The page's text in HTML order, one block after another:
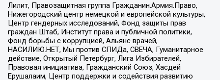
Лилит, Правозащитная группа Гражданин.Армия.Право,
Нижегородский центр немецкой и европейской культуры,
Центр гендерных исследований, Фонд защиты прав
граждан Штаб, Институт права и публичной политики,
Фонд борьбы с коррупцией, Альянс врачей,
НАСИЛИЮ.НЕТ, Мы против СПИДа, СВЕЧА, Гуманитарное
действие, Открытый Петербург, Лига Избирателей,
Правовая инициатива, Гражданский Союз, Хасдей
Ерушалаим, Центр поддержки и содействия развитию